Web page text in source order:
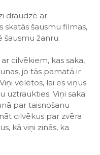
draudzē ar
skatās šausmu filmas,
šausmu žanru.
cilvēkiem, kas saka,
jo tās pamatā ir
vēlētos, lai es viņus
uztraukties. Viņi saka:
par taisnošanu
cilvēkus par zvēra
kā viņi zinās, ka